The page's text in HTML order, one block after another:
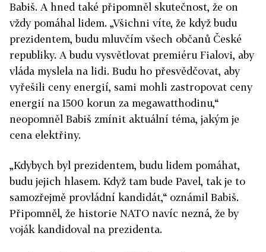
Babiš. A hned také připomněl skutečnost, že on
vždy pomáhal lidem. „Všichni víte, že když budu
prezidentem, budu mluvčím všech občanů České
republiky. A budu vysvětlovat premiéru Fialovi, aby
vláda myslela na lidi. Budu ho přesvědčovat, aby
vyřešili ceny energií, sami mohli zastropovat ceny
energií na 1500 korun za megawatthodinu,“
neopomněl Babiš zmínit aktuální téma, jakým je
cena elektřiny.
„Kdybych byl prezidentem, budu lidem pomáhat,
budu jejich hlasem. Když tam bude Pavel, tak je to
samozřejmě provládní kandidát,“ oznámil Babiš.
Připomněl, že historie NATO navíc nezná, že by
voják kandidoval na prezidenta.